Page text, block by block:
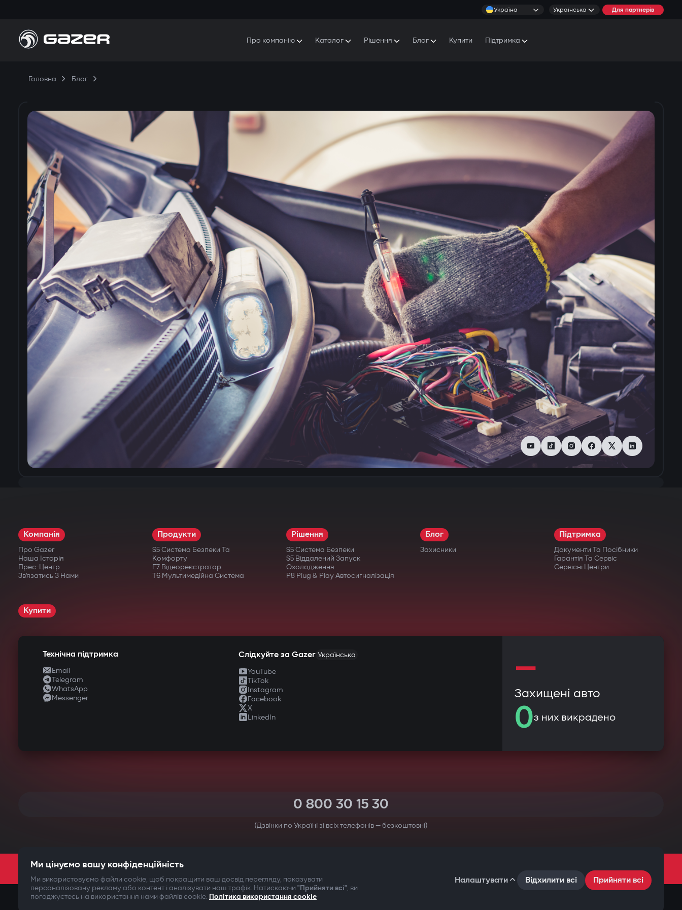
Україна Українська Для партнерів
Про компанію
Контакти
Каталог Рішення Блог Купити Підтримка
Головна Блог
Компанія
Про Gazer
Наша Історія
Прес-Центр
Зв’язатись З Нами
Продукти
S5 Система Безпеки Та
Комфорту
E7 Відеореєстратор
T6 Мультимедійна Система
Рішення
S5 Система Безпеки
S5 Віддалений Запуск
Охолодження
P8 Plug & Play Автосигналізація
Блог
Захисники
Підтримка
Документи Та Посібники
Гарантія Та Сервіс
Сервісні Центри
Купити
Технічна підтримка
Email
Telegram
WhatsApp
Messenger
Слідкуйте за Gazer Українська
YouTube
TikTok
Instagram
Facebook
X
LinkedIn
—
Захищені авто
0з них викрадено
0 800 30 15 30
(Дзвінки по Україні зі всіх телефонів — безкоштовні)
©2009-2026Gazer Limited (UK) All rights reserved
Ми цінуємо вашу конфіденційність
Ми використовуємо файли cookie, щоб покращити ваш досвід перегляду, показувати
персоналізовану рекламу або контент і аналізувати наш трафік. Натискаючи "Прийняти всі", ви
погоджуєтесь на використання нами файлів cookie. Політика використання cookie
Налаштувати Відхилити всі Прийняти всі